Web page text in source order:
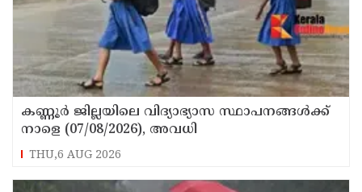
കണ്ണൂർ ജില്ലയിലെ വിദ്യാഭ്യാസ സ്ഥാപനങ്ങള്‍ക്ക്
നാളെ (07/08/2026), അവധി
THU,6 AUG 2026